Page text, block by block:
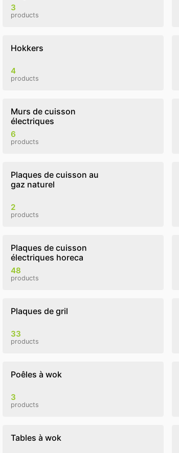
3
products
Hokkers
4
products
Murs de cuisson
électriques
6
products
Plaques de cuisson au
gaz naturel
2
products
Plaques de cuisson
électriques horeca
48
products
Plaques de gril
33
products
Poêles à wok
3
products
Tables à wok